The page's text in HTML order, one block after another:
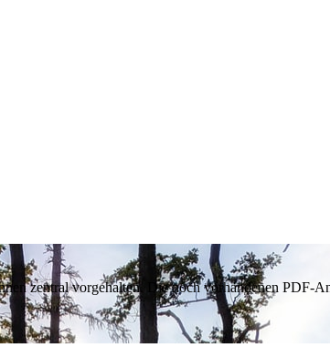
zentral vorgehalten. Die noch vorhandenen PDF-